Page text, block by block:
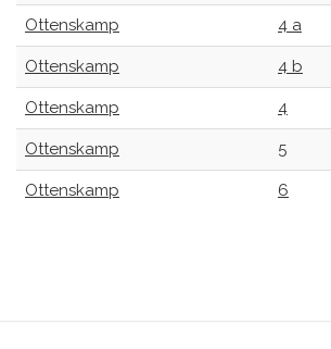
Ottenskamp 4 a
Ottenskamp 4 b
Ottenskamp 4
Ottenskamp 5
Ottenskamp 6